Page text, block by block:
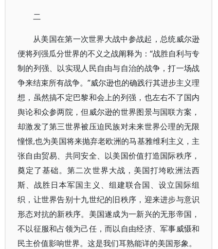
二
从美国在第一次世界大战中参战起，总统威尔逊
便将列强瓜分世界的不义之战阐释为：“战胜自利与专
制的列强、以实现人民自由与自治的战争，打一场战
争来结束所有战争。”威尔逊也的确践行其进步主义理
想，虽然搞不定巴黎和会上的列强，也左右不了国内
舆论和众参两院，但威尔逊的世界图景与国联方案，
却激发了第三世界被压迫民族对未来世界公理的无限
憧憬,也为美国将来抛弃老欧洲的马基雅维利主义，主
张自由贸易、共同安全、以美国价值打造国际秩序，
奠定了基础。第二次世界大战，美国打垮欧洲法西
斯、战胜日本军国主义、组建联合国、设立国际组
织，让世界告别十九世纪的旧秩序，迎来进步与意识
形态对抗的新秩序。美国遂成为一新兴的无形帝国，
不以征服和占领为己任，而以自由经济、军事威慑和
民主价值影响世界。这是我们耳熟能详的美国形象。